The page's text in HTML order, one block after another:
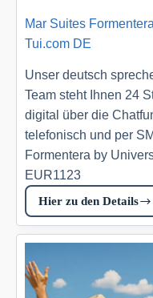
Mar Suites
Tui.com DE
Unser deutsch
Team steht Ihnen 24
digital über die
telefonisch und per
Formentera by
EUR1123
Hier zu den Details
Suites
Universal